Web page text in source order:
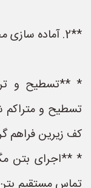
**2. آماده سازی محل:**
* **تسطیح و
تسطیح و متراکم
کف زیرین فراهم
* **اجرای بتن
تماس مستقیم